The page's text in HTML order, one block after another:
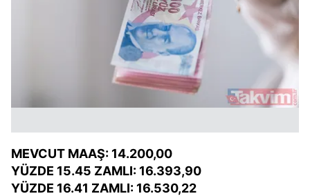
MEVCUT MAAŞ: 14.200,00
YÜZDE 15.45 ZAMLI: 16.393,90
YÜZDE 16.41 ZAMLI: 16.530,22